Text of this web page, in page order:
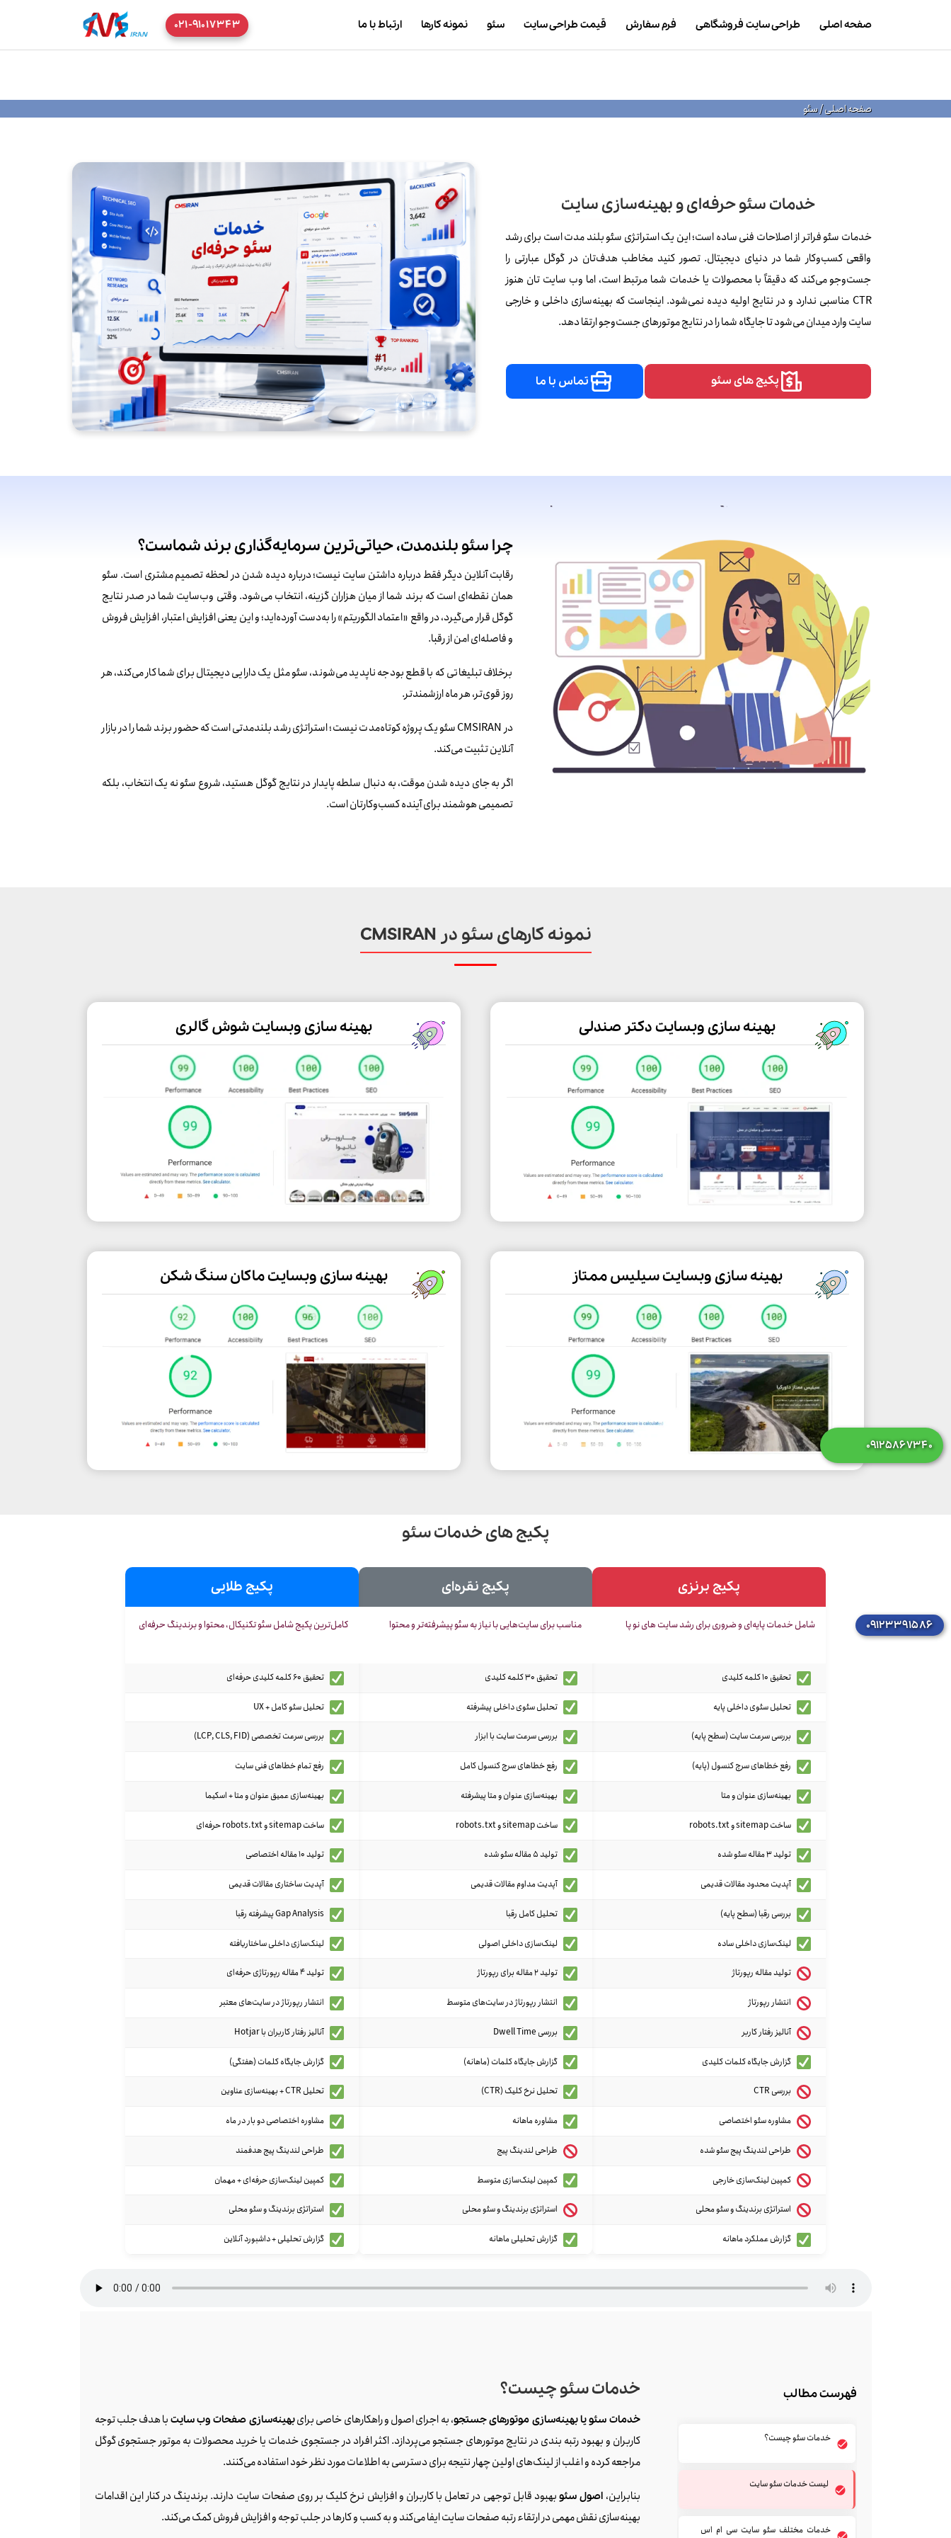
صفحه اصلی طراحی سایت فروشگاهی فرم سفارش قیمت طراحی سایت سئو نمونه کارها ارتباط با ما ۰۲۱-۹۱۰۱۷۳۴۳
صفحه اصلی/سئو
خدمات سئو حرفه‌ای و بهینه‌سازی سایت
خدمات سئو فراتر از اصلاحات فنی ساده است؛ این یک استراتژی سئو بلند مدت است برای رشد
واقعی کسب‌وکار شما در دنیای دیجیتال. تصور کنید مخاطب هدف‌تان در گوگل عبارتی را
جست‌وجو می‌کند که دقیقاً با محصولات یا خدمات شما مرتبط است، اما وب‌ سایت‌ تان هنوز
CTR مناسبی ندارد و در نتایج اولیه دیده نمی‌شود. اینجاست که بهینه‌سازی داخلی و خارجی
سایت وارد میدان می‌شود تا جایگاه شما را در نتایج موتورهای جست‌وجو ارتقا دهد.
پکیج‌ های سئو تماس با ما
چرا سئو بلندمدت، حیاتی‌ترین سرمایه‌گذاری برند شماست؟
رقابت آنلاین دیگر فقط درباره داشتن سایت نیست؛ درباره دیده شدن در لحظه تصمیم مشتری است. سئو
همان نقطه‌ای است که برند شما از میان هزاران گزینه، انتخاب می‌شود. وقتی وب‌سایت شما در صدر نتایج
گوگل قرار می‌گیرد، در واقع «اعتماد الگوریتم» را به‌دست آورده‌اید؛ و این یعنی افزایش اعتبار، افزایش فروش
و فاصله‌ای امن از رقبا.
برخلاف تبلیغاتی که با قطع بودجه ناپدید می‌شوند، سئو مثل یک دارایی دیجیتال برای شما کار می‌کند، هر
روز قوی‌تر، هر ماه ارزشمندتر.
در CMSIRAN سئو یک پروژه کوتاه‌مدت نیست؛ استراتژی رشد بلندمدتی است که حضور برند شما را در بازار
آنلاین تثبیت می‌کند.
اگر به جای دیده شدن موقت، به دنبال سلطه پایدار در نتایج گوگل هستید، شروع سئو نه یک انتخاب، بلکه
تصمیمی هوشمند برای آینده کسب‌وکارتان است.
نمونه کارهای سئو در CMSIRAN
بهینه سازی وبسایت دکتر صندلی بهینه سازی وبسایت شوش گالری
بهینه سازی وبسایت سیلیس ممتاز بهینه سازی وبسایت ماکان سنگ شکن
پکیج‌ های خدمات سئو
پکیج برنزی
شامل خدمات پایه‌ای و ضروری برای رشد سایت های نو پا
تحقیق 10 کلمه کلیدی
تحلیل سئوی داخلی پایه
بررسی سرعت سایت (سطح پایه)
رفع خطاهای سرچ کنسول (پایه)
بهینه‌سازی عنوان و متا
ساخت sitemap و robots.txt
تولید 3 مقاله سئو شده
آپدیت محدود مقالات قدیمی
بررسی رقبا (سطح پایه)
لینک‌سازی داخلی ساده
تولید مقاله رپورتاژ
انتشار رپورتاژ
آنالیز رفتار کاربر
گزارش جایگاه کلمات کلیدی
بررسی CTR
مشاوره سئو اختصاصی
طراحی لندینگ پیج سئو شده
کمپین لینک‌سازی خارجی
استراتژی برندینگ و سئو محلی
گزارش عملکرد ماهانه
پکیج نقره‌ای
مناسب برای سایت‌هایی با نیاز به سئو پیشرفته‌تر و محتوا
تحقیق 30 کلمه کلیدی
تحلیل سئوی داخلی پیشرفته
بررسی سرعت سایت با ابزار
رفع خطاهای سرچ کنسول کامل
بهینه‌سازی عنوان و متا پیشرفته
ساخت sitemap و robots.txt
تولید 5 مقاله سئو شده
آپدیت مداوم مقالات قدیمی
تحلیل کامل رقبا
لینک‌سازی داخلی اصولی
تولید 2 مقاله برای رپورتاژ
انتشار رپورتاژ در سایت‌های متوسط
بررسی Dwell Time
گزارش جایگاه کلمات (ماهانه)
تحلیل نرخ کلیک (CTR)
مشاوره ماهانه
طراحی لندینگ پیج
کمپین لینک‌سازی متوسط
استراتژی برندینگ و سئو محلی
گزارش تحلیلی ماهانه
پکیج طلایی
کامل‌ترین پکیج شامل سئو تکنیکال، محتوا و برندینگ حرفه‌ای
تحقیق 60 کلمه کلیدی حرفه‌ای
تحلیل سئو کامل + UX
بررسی سرعت تخصصی (LCP, CLS, FID)
رفع تمام خطاهای فنی سایت
بهینه‌سازی عمیق عنوان و متا + اسکیما
ساخت sitemap و robots.txt حرفه‌ای
تولید 10 مقاله اختصاصی
آپدیت ساختاری مقالات قدیمی
Gap Analysis پیشرفته رقبا
لینک‌سازی داخلی ساختاریافته
تولید 4 مقاله رپورتاژی حرفه‌ای
انتشار رپورتاژ در سایت‌های معتبر
آنالیز رفتار کاربران با Hotjar
گزارش جایگاه کلمات (هفتگی)
تحلیل CTR + بهینه‌سازی عناوین
مشاوره اختصاصی دو بار در ماه
طراحی لندینگ پیج هدفمند
کمپین لینک‌سازی حرفه‌ای + مهمان
استراتژی برندینگ و سئو محلی
گزارش تحلیلی + داشبورد آنلاین
فهرست مطالب
خدمات سئو چیست؟
لیست خدمات سئو سایت
خدمات مختلف سئو سایت سی ام اس
خدمات سئو چیست؟
خدمات سئو یا بهینه‌سازی موتورهای جستجو، به اجرای اصول و راهکارهای خاصی برایبهینه‌سازی صفحات وب سایت با هدف جلب توجه
کاربران و بهبود رتبه‌ بندی در نتایج موتورهای جستجو می‌پردازد. اکثر افراد در جستجوی خدمات یا خرید محصولات به موتور جستجوی گوگل
مراجعه کرده و اغلب از لینک‌های اولین چهار نتیجه برای دسترسی به اطلاعات مورد نظر خود استفاده می‌کنند.
بنابراین، اصول سئوبهبود قابل توجهی در تعامل با کاربران و افزایش نرخ کلیک بر روی صفحات سایت دارند. برندینگ در کنار این اقدامات
بهینه‌سازی نقش مهمی در ارتقاء رتبه صفحات سایت ایفا می‌کند و به کسب و کارها در جلب توجه و افزایش فروش کمک می‌کند.
۰۹۱۲۵۸۶۷۳۴۰
۰۹۱۲۳۳۹۱۵۸۶